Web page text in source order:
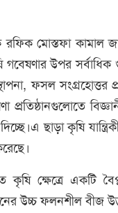
মোস্তফা কামাল
উপর সর্বাধিক
ফসল সংগ্রহোত্তর
প্রতিষ্ঠানগুলোতে
ছাড়া কৃষি
ক্ষেত্রে একটি
উচ্চ ফলনশীল বীজ